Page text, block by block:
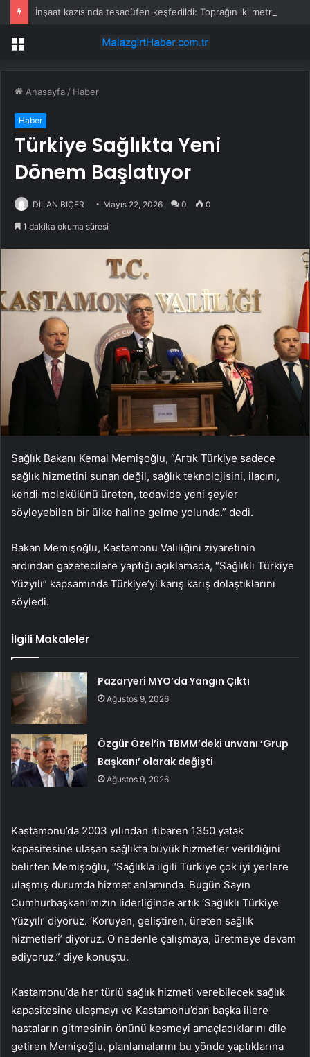
Menü
Anasayfa / Haber
Haber
Türkiye Sağlıkta Yeni
Dönem Başlatıyor
DİLAN BİÇER Mayıs 22, 2026 0 0
1 dakika okuma süresi
Sağlık Bakanı Kemal Memişoğlu, “Artık Türkiye sadece
sağlık hizmetini sunan değil, sağlık teknolojisini, ilacını,
kendi molekülünü üreten, tedavide yeni şeyler
söyleyebilen bir ülke haline gelme yolunda.” dedi.
Bakan Memişoğlu, Kastamonu Valiliğini ziyaretinin
ardından gazetecilere yaptığı açıklamada, “Sağlıklı Türkiye
Yüzyılı” kapsamında Türkiye’yi karış karış dolaştıklarını
söyledi.
İlgili Makaleler
Pazaryeri MYO’da Yangın Çıktı
Ağustos 9, 2026
Özgür Özel’in TBMM’deki unvanı ‘Grup
Başkanı’ olarak değişti
Ağustos 9, 2026
Kastamonu’da 2003 yılından itibaren 1350 yatak
kapasitesine ulaşan sağlıkta büyük hizmetler verildiğini
belirten Memişoğlu, “Sağlıkla ilgili Türkiye çok iyi yerlere
ulaşmış durumda hizmet anlamında. Bugün Sayın
Cumhurbaşkanı’mızın liderliğinde artık ‘Sağlıklı Türkiye
Yüzyılı’ diyoruz. ‘Koruyan, geliştiren, üreten sağlık
hizmetleri’ diyoruz. O nedenle çalışmaya, üretmeye devam
ediyoruz.” diye konuştu.
Kastamonu’da her türlü sağlık hizmeti verebilecek sağlık
kapasitesine ulaşmayı ve Kastamonu’dan başka illere
hastaların gitmesinin önünü kesmeyi amaçladıklarını dile
getiren Memişoğlu, planlamalarını bu yönde yaptıklarına